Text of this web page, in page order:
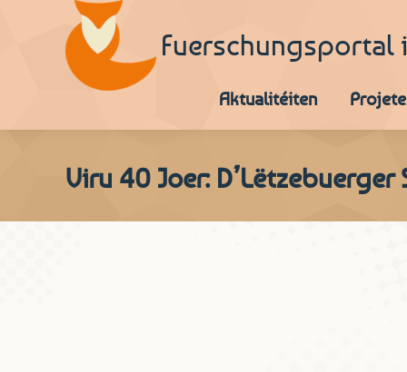
Fuerschungsportal
Aktualitéiten
Viru 40 Joer: